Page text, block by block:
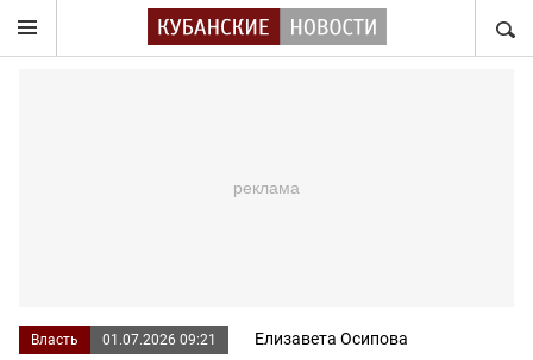
Власть 01.07.2026 09:21 Елизавета Осипова